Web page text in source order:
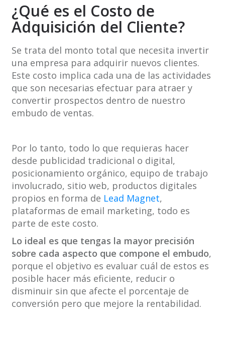
¿Qué es el Costo de
Adquisición del Cliente?
Se trata del monto total que necesita invertir
una empresa para adquirir nuevos clientes.
Este costo implica cada una de las actividades
que son necesarias efectuar para atraer y
convertir prospectos dentro de nuestro
embudo de ventas.
Por lo tanto, todo lo que requieras hacer
desde publicidad tradicional o digital,
posicionamiento orgánico, equipo de trabajo
involucrado, sitio web, productos digitales
propios en forma de Lead Magnet,
plataformas de email marketing, todo es
parte de este costo.
Lo ideal es que tengas la mayor precisión
sobre cada aspecto que compone el embudo,
porque el objetivo es evaluar cuál de estos es
posible hacer más eficiente, reducir o
disminuir sin que afecte el porcentaje de
conversión pero que mejore la rentabilidad.